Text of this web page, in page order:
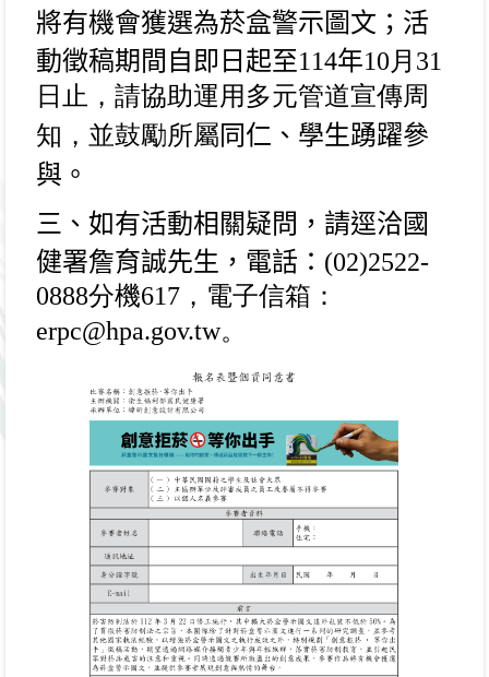
將有機會獲選為菸盒警示圖文；活
動徵稿期間自即日起至114年10 月31
日止，請協助運用多元管道宣傳周
知，並鼓勵所屬同仁、學生踴躍參
與。
三、如有活動相關疑問，請逕洽國
健署詹育誠先生，電話： (02)2522-
0888分機617，電子信箱：
erpc@hpa.gov.tw。